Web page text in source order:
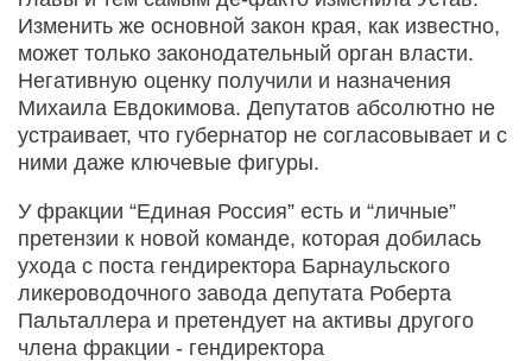
Изменить же основной закон края, как известно,
может только законодательный орган власти.
Негативную оценку получили и назначения
Михаила Евдокимова. Депутатов абсолютно не
устраивает, что губернатор не согласовывает и с
ними даже ключевые фигуры.
У фракции “Единая Россия” есть и “личные”
претензии к новой команде, которая добилась
ухода с поста гендиректора Барнаульского
ликероводочного завода депутата Роберта
Пальталлера и претендует на активы другого
члена фракции - гендиректора